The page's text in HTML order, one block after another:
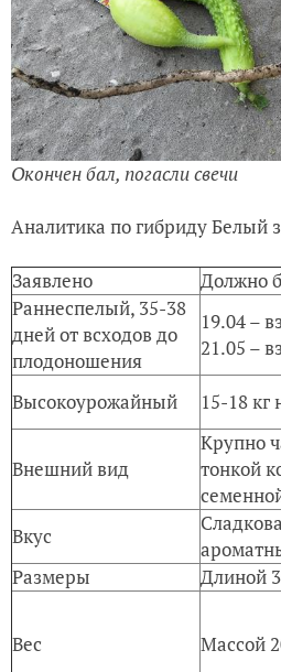
Окончен бал, погасли свечи
Аналитика по гибриду Белый
Заявлено Должно
Раннеспелый, 35-38
дней от всходов до
плодоношения
19.04 –
21.05 –
Высокоурожайный
15-18 кг
Внешний вид
Крупно
тонкой
Вкус
Размеры
Длиной
Вес Массой